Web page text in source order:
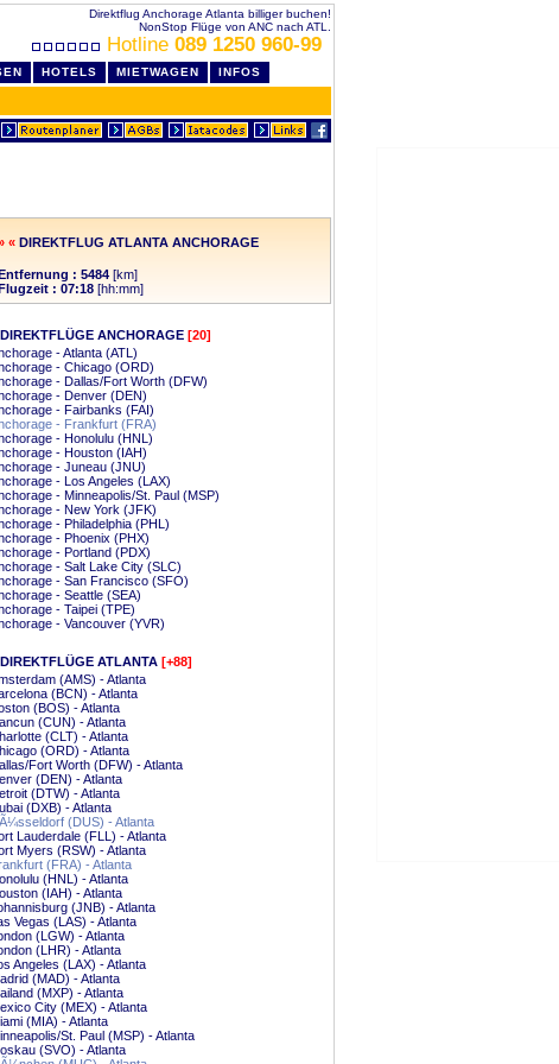
Direktflug Anchorage Atlanta billiger buchen!
NonStop Flüge von ANC nach ATL.
Hotline 089 1250 960-99
HOTELS MIETWAGEN INFOS
« DIREKTFLUG ATLANTA ANCHORAGE
: 5484 [km]
: 07:18 [hh:mm]
DIREKTFLÜGE ANCHORAGE [20]
- Atlanta (ATL)
- Chicago (ORD)
- Dallas/Fort Worth (DFW)
- Denver (DEN)
- Fairbanks (FAI)
- Frankfurt (FRA)
- Honolulu (HNL)
- Houston (IAH)
- Juneau (JNU)
- Los Angeles (LAX)
- Minneapolis/St. Paul (MSP)
- New York (JFK)
- Philadelphia (PHL)
- Phoenix (PHX)
- Portland (PDX)
- Salt Lake City (SLC)
- San Francisco (SFO)
- Seattle (SEA)
- Taipei (TPE)
- Vancouver (YVR)
DIREKTFLÜGE ATLANTA [+88]
(AMS) - Atlanta
(BCN) - Atlanta
(BOS) - Atlanta
(CUN) - Atlanta
(CLT) - Atlanta
(ORD) - Atlanta
Fort Worth (DFW) - Atlanta
(DEN) - Atlanta
(DTW) - Atlanta
(DXB) - Atlanta
(DUS) - Atlanta
Lauderdale (FLL) - Atlanta
Myers (RSW) - Atlanta
(FRA) - Atlanta
(HNL) - Atlanta
(IAH) - Atlanta
(JNB) - Atlanta
Vegas (LAS) - Atlanta
(LGW) - Atlanta
(LHR) - Atlanta
Angeles (LAX) - Atlanta
(MAD) - Atlanta
(MXP) - Atlanta
City (MEX) - Atlanta
(MIA) - Atlanta
St. Paul (MSP) - Atlanta
(SVO) - Atlanta